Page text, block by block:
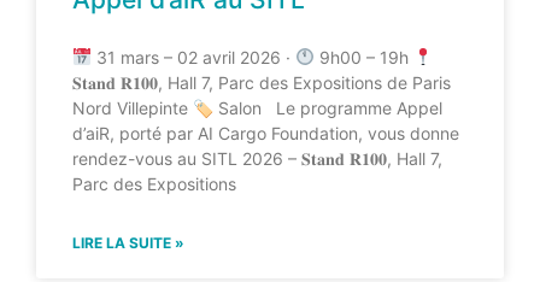
31 mars – 02 avril 2026 ·
9h00 – 19h
𝐒𝐭𝐚𝐧𝐝 𝐑𝟏𝟎𝟎, Hall 7, Parc des Expositions de Paris
Nord Villepinte 🏷 Salon Le programme Appel
d’aiR, porté par AI Cargo Foundation, vous donne
rendez-vous au SITL 2026 – 𝐒𝐭𝐚𝐧𝐝 𝐑𝟏𝟎𝟎, Hall 7,
Parc des Expositions
LIRE LA SUITE »